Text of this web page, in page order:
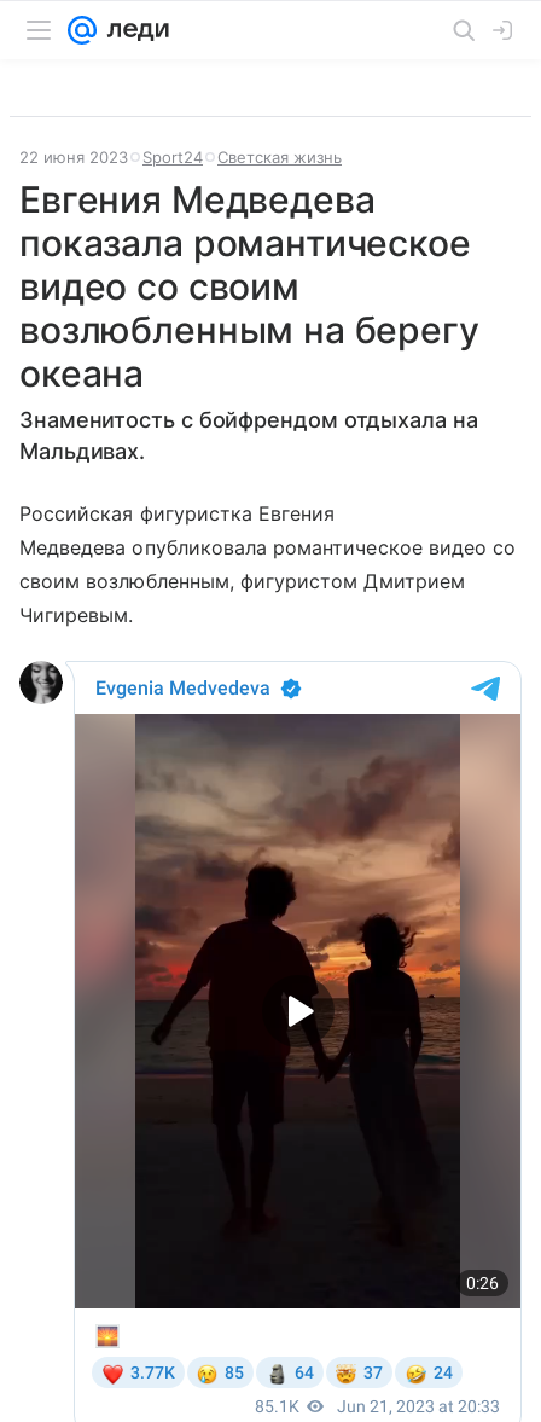
22 июня 2023 Sport24 Светская жизнь
Евгения Медведева
показала романтическое
видео со своим
возлюбленным на берегу
океана
Знаменитость с бойфрендом отдыхала на
Мальдивах.
Российская фигуристка Евгения
Медведева опубликовала романтическое видео со
своим возлюбленным, фигуристом Дмитрием
Чигиревым.